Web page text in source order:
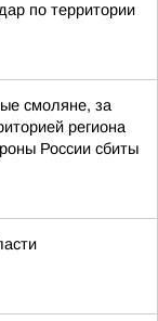
по территории
смоляне, за
региона
России сбиты